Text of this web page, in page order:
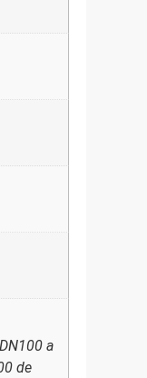
a
de